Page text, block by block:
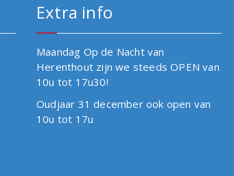
Extra info
Maandag Op de Nacht van
Herenthout zijn we steeds OPEN van
10u tot 17u30!
Oudjaar 31 december ook open van
10u tot 17u